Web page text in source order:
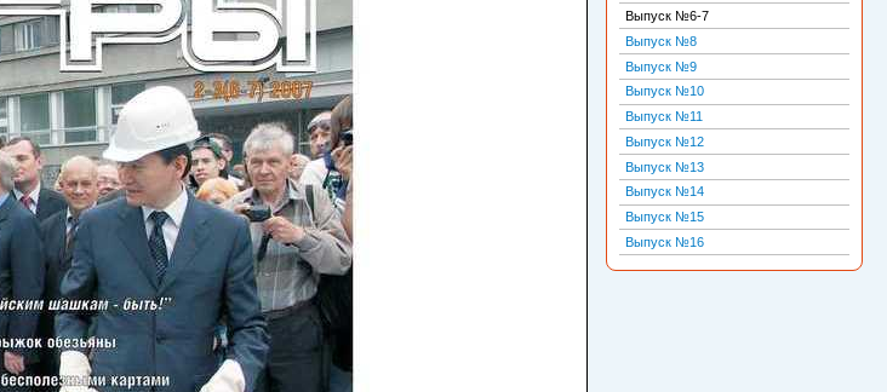
Выпуск №6-7
Выпуск №8
Выпуск №9
Выпуск №10
Выпуск №11
Выпуск №12
Выпуск №13
Выпуск №14
Выпуск №15
Выпуск №16